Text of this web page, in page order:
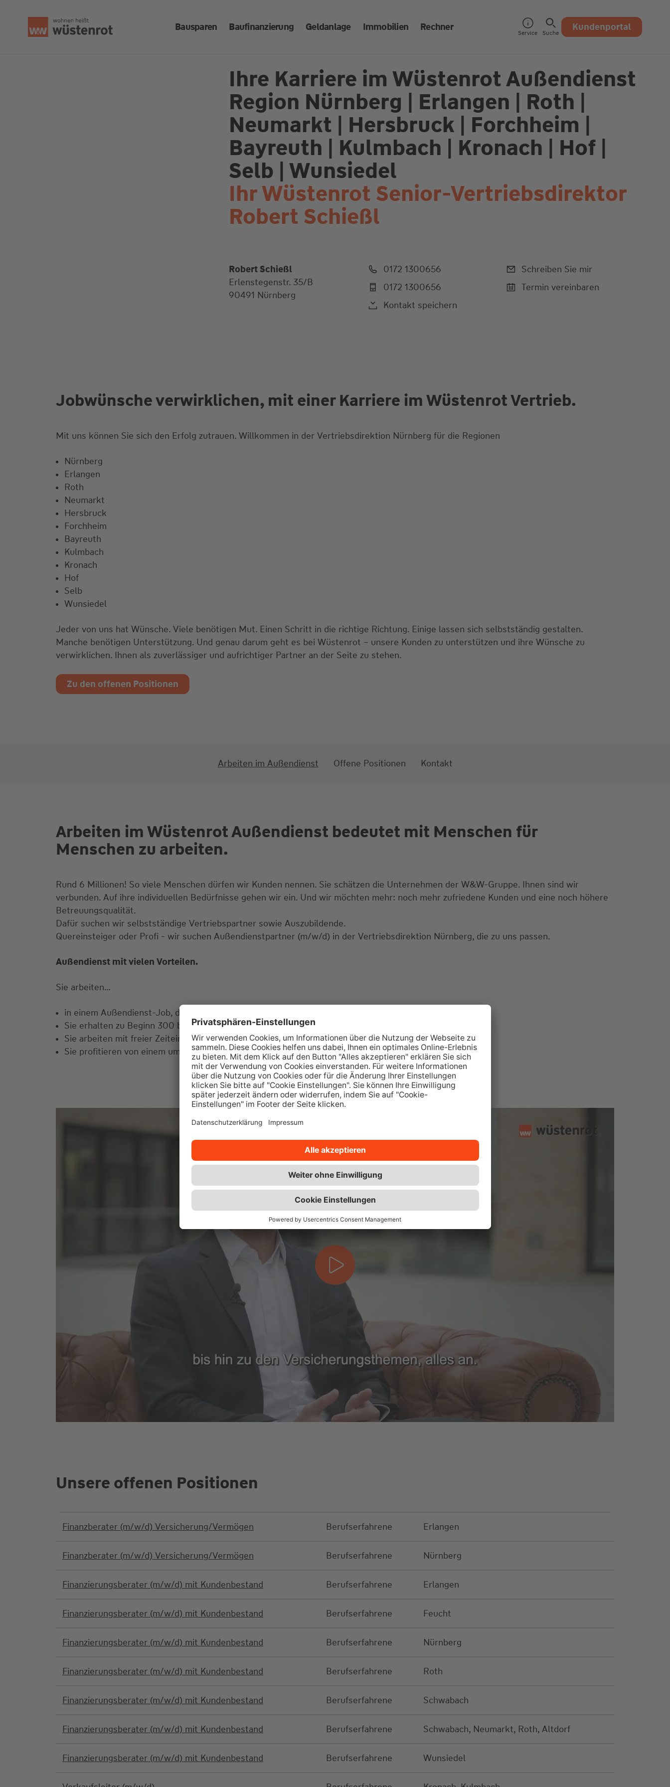
Bausparen Baufinanzierung Geldanlage Immobilien Rechner Service Suche Kundenportal
Ihre Karriere im Wüstenrot Außendienst
Region Nürnberg | Erlangen | Roth |
Neumarkt | Hersbruck | Forchheim |
Bayreuth | Kulmbach | Kronach | Hof |
Selb | Wunsiedel
Ihr Wüstenrot Senior-Vertriebsdirektor
Robert Schießl
Robert Schießl
Erlenstegenstr. 35/B
90491 Nürnberg
0172 1300656
0172 1300656
Kontakt speichern
Schreiben Sie mir
Termin vereinbaren
Jobwünsche verwirklichen, mit einer Karriere im Wüstenrot Vertrieb.
Mit uns können Sie sich den Erfolg zutrauen. Willkommen in der Vertriebsdirektion Nürnberg für die Regionen
Nürnberg
Erlangen
Roth
Neumarkt
Hersbruck
Forchheim
Bayreuth
Kulmbach
Kronach
Hof
Selb
Wunsiedel
Jeder von uns hat Wünsche. Viele benötigen Mut. Einen Schritt in die richtige Richtung. Einige lassen sich selbstständig gestalten.
Manche benötigen Unterstützung. Und genau darum geht es bei Wüstenrot – unsere Kunden zu unterstützen und ihre Wünsche zu
verwirklichen. Ihnen als zuverlässiger und aufrichtiger Partner an der Seite zu stehen.
Zu den offenen Positionen
Arbeiten im Außendienst Offene Positionen Kontakt
Arbeiten im Wüstenrot Außendienst bedeutet mit Menschen für
Menschen zu arbeiten.
Rund 6 Millionen! So viele Menschen dürfen wir Kunden nennen. Sie schätzen die Unternehmen der W&W-Gruppe. Ihnen sind wir
verbunden. Auf ihre individuellen Bedürfnisse gehen wir ein. Und wir möchten mehr: noch mehr zufriedene Kunden und eine noch höhere
Betreuungsqualität.
Dafür suchen wir selbstständige Vertriebspartner sowie Auszubildende.
Quereinsteiger oder Profi - wir suchen Außendienstpartner (m/w/d) in der Vertriebsdirektion Nürnberg, die zu uns passen.
Außendienst mit vielen Vorteilen.
Sie arbeiten…
in einem Außendienst-Job, der Spaß macht und sinnvoll ist.
Sie erhalten zu Beginn 300 bis 600 Bestandskunden.
Sie arbeiten mit freier Zeiteinteilung.
Sie profitieren von einem umfangreichen Qualifizierungsangebot.
Unsere offenen Positionen
Finanzberater (m/w/d) Versicherung/Vermögen Berufserfahrene Erlangen
Finanzberater (m/w/d) Versicherung/Vermögen Berufserfahrene Nürnberg
Finanzierungsberater (m/w/d) mit Kundenbestand Berufserfahrene Erlangen
Finanzierungsberater (m/w/d) mit Kundenbestand Berufserfahrene Feucht
Finanzierungsberater (m/w/d) mit Kundenbestand Berufserfahrene Nürnberg
Finanzierungsberater (m/w/d) mit Kundenbestand Berufserfahrene Roth
Finanzierungsberater (m/w/d) mit Kundenbestand Berufserfahrene Schwabach
Finanzierungsberater (m/w/d) mit Kundenbestand Berufserfahrene Schwabach, Neumarkt, Roth, Altdorf
Finanzierungsberater (m/w/d) mit Kundenbestand Berufserfahrene Wunsiedel